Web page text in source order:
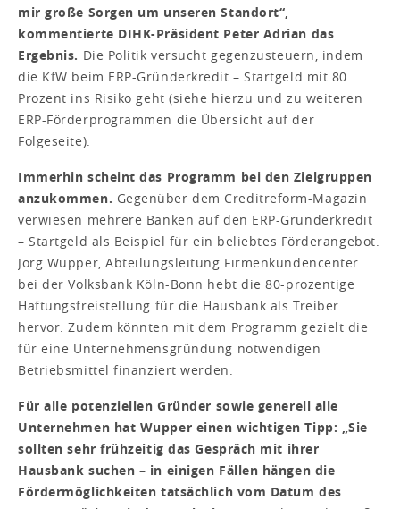
mir große Sorgen um unseren Standort“,
kommentierte DIHK-Präsident Peter Adrian das
Ergebnis. Die Politik versucht gegenzusteuern, indem
die KfW beim ERP-Gründerkredit – Startgeld mit 80
Prozent ins Risiko geht (siehe hierzu und zu weiteren
ERP-Förderprogrammen die Übersicht auf der
Folgeseite).
Immerhin scheint das Programm bei den Zielgruppen
anzukommen. Gegenüber dem Creditreform-Magazin
verwiesen mehrere Banken auf den ERP-Gründerkredit
– Startgeld als Beispiel für ein beliebtes Förderangebot.
Jörg Wupper, Abteilungsleitung Firmenkundencenter
bei der Volksbank Köln-Bonn hebt die 80-prozentige
Haftungsfreistellung für die Hausbank als Treiber
hervor. Zudem könnten mit dem Programm gezielt die
für eine Unternehmensgründung notwendigen
Betriebsmittel finanziert werden.
Für alle potenziellen Gründer sowie generell alle
Unternehmen hat Wupper einen wichtigen Tipp: „Sie
sollten sehr frühzeitig das Gespräch mit ihrer
Hausbank suchen – in einigen Fällen hängen die
Fördermöglichkeiten tatsächlich vom Datum des